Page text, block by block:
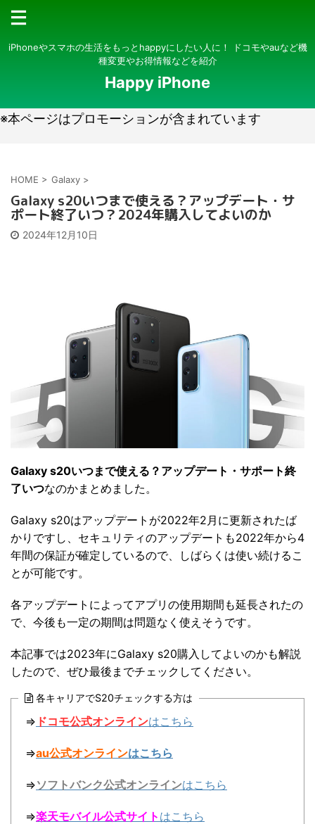
iPhoneやスマホの生活をもっとhappyにしたい人に！ ドコモやauなど機
種変更やお得情報などを紹介
Happy iPhone
※本ページはプロモーションが含まれています
HOME > Galaxy >
Galaxy s20いつまで使える？アップデート・サ
ポート終了いつ？2024年購入してよいのか
2024年12月10日
Galaxy s20いつまで使える？アップデート・サポート終
了いつなのかまとめました。
Galaxy s20はアップデートが2022年2月に更新されたば
かりですし、セキュリティのアップデートも2022年から4
年間の保証が確定しているので、しばらくは使い続けるこ
とが可能です。
各アップデートによってアプリの使用期間も延長されたの
で、今後も一定の期間は問題なく使えそうです。
本記事では2023年にGalaxy s20購入してよいのかも解説
したので、ぜひ最後までチェックしてください。
各キャリアでS20チェックする方は
⇒ ドコモ公式オンラインはこちら
⇒au公式オンラインはこちら
⇒ソフトバンク公式オンラインはこちら
⇒楽天モバイル公式サイト はこちら